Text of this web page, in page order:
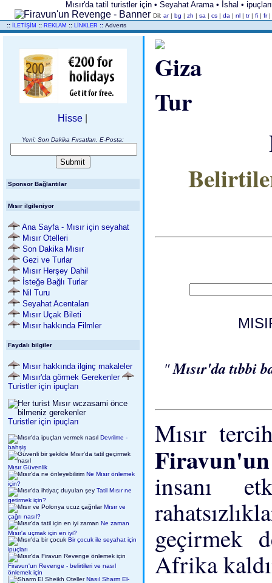
Mısır'da tatil turistler için • Seyahat Arama • İshal •
Dil:ar |bg |zh |sa |cs |da |nl |tr |fi |fr
:: İLETİŞİM :: REKLAM :: LİNKLER :: Adverts
Hisse
Yeni: Son Dakika Fırsatları. E-Posta:
Sponsor Bağlantılar
Mısır ilgileniyor
Ana Sayfa - Mısır için seyahat
Mısır Otelleri
Son Dakika Mısır
Gezi ve Turlar
Mısır Herşey Dahil
İsteğe Bağlı Turlar
Nil Turu
Seyahat Acentaları
Mısır Uçak Bileti
Mısır hakkında Filmler
Faydalı bilgiler
Mısır hakkında ilginç makaleler
Mısır'da görmek Gerekenler
Turistler için ipuçları
Turistler için ipuçları
Devrilme -
bahşiş
Mısır Güvenlik
Ne Mısır önlemek
için?
Tatil Mısır ne
getirmek için?
Mısır ve
çağrı nasıl?
Ne zaman
Mısır'a uçmak için en iyi?
Bir çocuk ile seyahat için
ipuçları
Firavun'un Revenge - belirtileri ve nasıl
önlemek için
Nasıl Sharm El-
"Mısır'da tıbbi
Mısır
insanı
geçirmek
Afrika